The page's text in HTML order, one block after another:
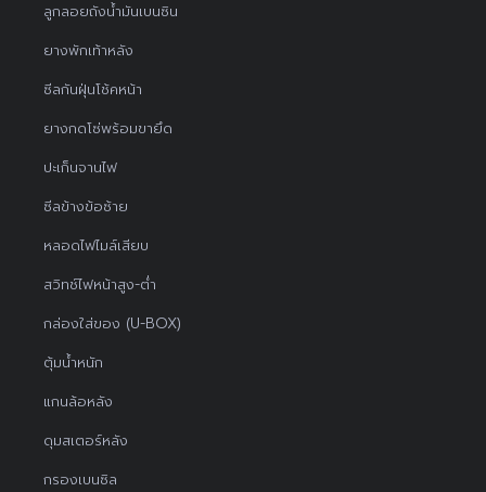
ลูกลอยถังน้ำมันเบนซิน
ยางพักเท้าหลัง
ซีลกันฝุ่นโช้คหน้า
ยางกดโซ่พร้อมขายึด
ปะเก็นจานไฟ
ซีลข้างข้อซ้าย
หลอดไฟไมล์เสียบ
สวิทช์ไฟหน้าสูง-ต่ำ
กล่องใส่ของ (U-BOX)
ตุ้มน้ำหนัก
แกนล้อหลัง
ดุมสเตอร์หลัง
กรองเบนซิล